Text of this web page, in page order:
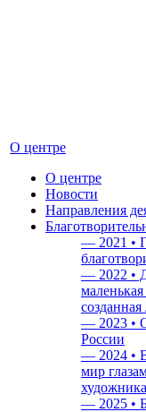
О центре
О центре
Новости
Направления
— 2021 •
— 2022 •
— 2023 •
России
— 2024 •
мир
художника
— 2025 •